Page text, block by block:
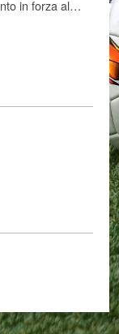
in forza al…